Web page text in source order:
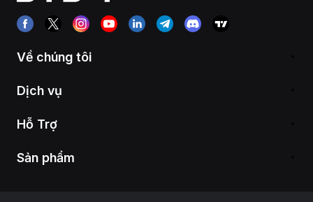
Về chúng tôi
Dịch vụ
Hỗ Trợ
Sản phẩm